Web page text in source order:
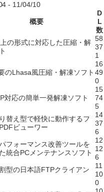
- 11/04/10
概要
D
L
数
の形式に対応した圧縮・解 58
37
1
のLhasa風圧縮・解凍ソフト
16
49
0
対応の簡単一発解凍ソフト
15
74
5
替え型で軽快に動作するフ
ビューワー
14
37
6
フォーマンス改善ツールを
統合PCメンテナンスソフト
12
12
6
型の日本語FTPクライアン
11
10
0